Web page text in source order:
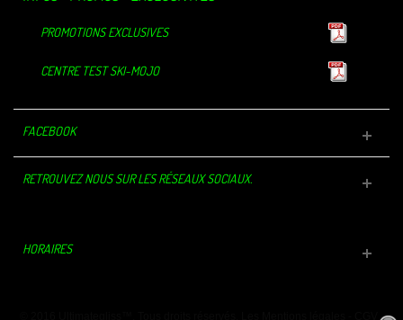
PROMOTIONS EXCLUSIVES
CENTRE TEST SKI-MOJO
FACEBOOK
RETROUVEZ NOUS SUR LES RÉSEAUX SOCIAUX.
HORAIRES
-